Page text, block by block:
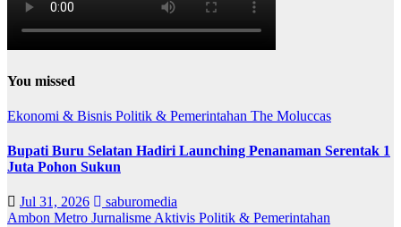
You missed
Ekonomi & Bisnis Politik & Pemerintahan The Moluccas
Bupati Buru Selatan Hadiri Launching Penanaman Serentak 1
Juta Pohon Sukun
Jul 31, 2026
saburomedia
Ambon Metro Jurnalisme Aktivis Politik & Pemerintahan